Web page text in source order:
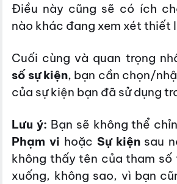
Điều này cũng sẽ có ích
nào khác đang xem xét thiết
Cuối cùng và quan trọng
số sự kiện, bạn cần chọn/
của sự kiện bạn đã sử dụng
Lưu ý: Bạn sẽ không thể
Phạm vi hoặc Sự kiệnsau
không thấy tên của tham số
xuống, không sao, vì bạn